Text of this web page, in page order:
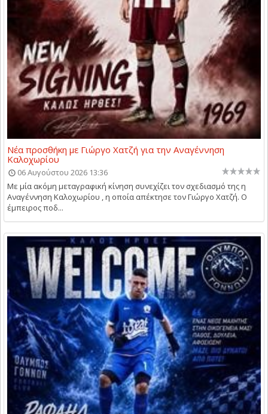
Νέα προσθήκη με Γιώργο Χατζή για την Αναγέννηση
Καλοχωρίου
06 Αυγούστου 2026 13:36
Με μία ακόμη μεταγραφική κίνηση συνεχίζει τον σχεδιασμό της η
Αναγέννηση Καλοχωρίου , η οποία απέκτησε τον Γιώργο Χατζή. Ο
έμπειρος ποδ...